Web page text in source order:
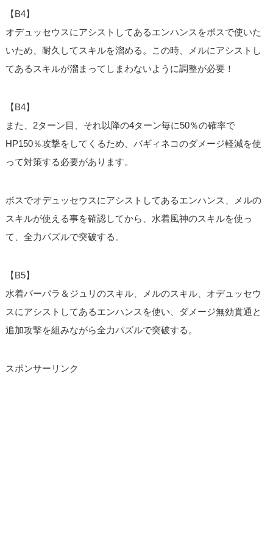
【B4】
オデュッセウスにアシストしてあるエンハンスをボスで使いた
いため、耐久してスキルを溜める。この時、メルにアシストし
てあるスキルが溜まってしまわないように調整が必要！
【B4】
また、2ターン目、それ以降の4ターン毎に50％の確率で
HP150％攻撃をしてくるため、バギィネコのダメージ軽減を使
って対策する必要があります。
ボスでオデュッセウスにアシストしてあるエンハンス、メルの
スキルが使える事を確認してから、水着風神のスキルを使っ
て、全力パズルで突破する。
【B5】
水着バーバラ＆ジュリのスキル、メルのスキル、オデュッセウ
スにアシストしてあるエンハンスを使い、ダメージ無効貫通と
追加攻撃を組みながら全力パズルで突破する。
スポンサーリンク